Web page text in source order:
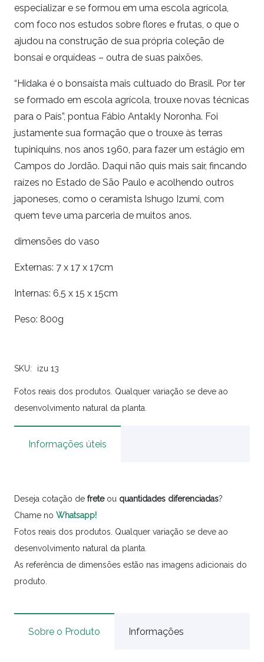
especializar e se formou em uma escola agrícola,
com foco nos estudos sobre flores e frutas, o que o
ajudou na construção de sua própria coleção de
bonsai e orquídeas – outra de suas paixões.
“Hidaka é o bonsaísta mais cultuado do Brasil. Por ter
se formado em escola agrícola, trouxe novas técnicas
para o País”, pontua Fábio Antakly Noronha. Foi
justamente sua formação que o trouxe às terras
tupiniquins, nos anos 1960, para fazer um estágio em
Campos do Jordão. Daqui não quis mais sair, fincando
raízes no Estado de São Paulo e acolhendo outros
japoneses, como o ceramista Ishugo Izumi, com
quem teve uma parceria de muitos anos.
dimensões do vaso
Externas: 7 x 17 x 17cm
Internas: 6,5 x 15 x 15cm
Peso: 800g
SKU: izu 13
Fotos reais dos produtos. Qualquer variação se deve ao
desenvolvimento natural da planta.
Informações úteis
Deseja cotação de freteou quantidades diferenciadas?
Chame no Whatsapp!
Fotos reais dos produtos. Qualquer variação se deve ao
desenvolvimento natural da planta.
As referência de dimensões estão nas imagens adicionais do
produto.
Sobre o Produto Informações